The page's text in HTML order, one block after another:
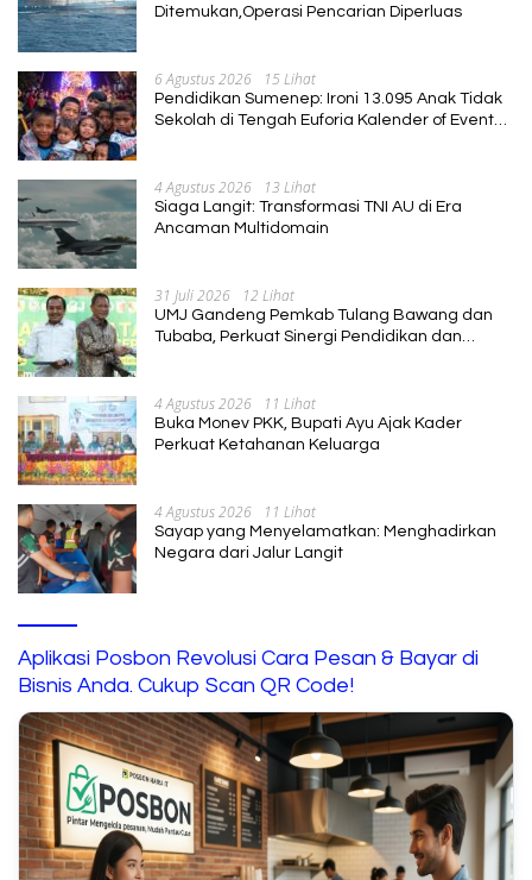
Ditemukan,Operasi Pencarian Diperluas
6 Agustus 2026 15 Lihat
Pendidikan Sumenep: Ironi 13.095 Anak Tidak
Sekolah di Tengah Euforia Kalender of Event
4 Agustus 2026 13 Lihat
Siaga Langit: Transformasi TNI AU di Era
Ancaman Multidomain
31 Juli 2026 12 Lihat
UMJ Gandeng Pemkab Tulang Bawang dan
Tubaba, Perkuat Sinergi Pendidikan dan
4 Agustus 2026 11 Lihat
Buka Monev PKK, Bupati Ayu Ajak Kader
Perkuat Ketahanan Keluarga
4 Agustus 2026 11 Lihat
Sayap yang Menyelamatkan: Menghadirkan
Negara dari Jalur Langit
Aplikasi Posbon Revolusi Cara Pesan & Bayar di
Bisnis Anda. Cukup Scan QR Code!